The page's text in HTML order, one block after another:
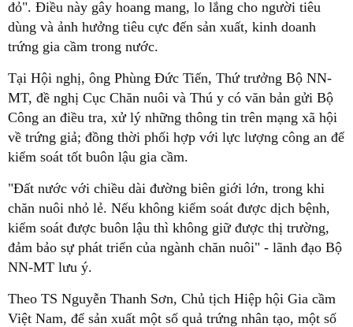
đỏ". Điều này gây hoang mang, lo lắng cho người tiêu
dùng và ảnh hưởng tiêu cực đến sản xuất, kinh doanh
trứng gia cầm trong nước.
Tại Hội nghị, ông Phùng Đức Tiến, Thứ trưởng Bộ NN-
MT, đề nghị Cục Chăn nuôi và Thú y có văn bản gửi Bộ
Công an điều tra, xử lý những thông tin trên mạng xã hội
về trứng giả; đồng thời phối hợp với lực lượng công an để
kiểm soát tốt buôn lậu gia cầm.
"Đất nước với chiều dài đường biên giới lớn, trong khi
chăn nuôi nhỏ lẻ. Nếu không kiểm soát được dịch bệnh,
kiểm soát được buôn lậu thì không giữ được thị trường,
đảm bảo sự phát triển của ngành chăn nuôi" - lãnh đạo Bộ
NN-MT lưu ý.
Theo TS Nguyễn Thanh Sơn, Chủ tịch Hiệp hội Gia cầm
Việt Nam, để sản xuất một số quả trứng nhân tạo, một số